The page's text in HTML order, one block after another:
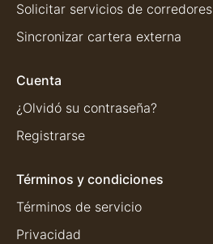
Solicitar servicios de corredores
Sincronizar cartera externa
Cuenta
¿Olvidó su contraseña?
Registrarse
Términos y condiciones
Términos de servicio
Privacidad